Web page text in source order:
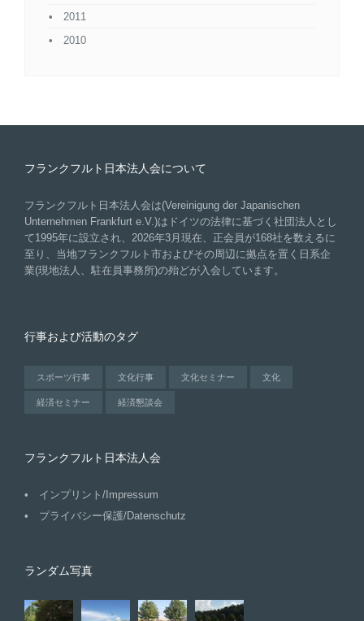
2011
2010
フランクフルト日本法人会について
フランクフルト日本法人会は(Vereinigung der Japanischen
Unternehmen Frankfurt e.V.)はドイツの法律に基づく社団法人とし
て1995年に設立され、2026年3月現在、正会員が168社を数えるに
至り、当地フランクフルト市およびその周辺に拠点を置く日系企
業(現地法人、駐在員事務所)の殆どが入会しています。
行事および活動のタグ
スポーツ行事 文化行事 文化セミナー 文化
経済セミナー 経済懇談会
フランクフルト日本法人会
インプリント/Impressum
プライバシー保護/Datenschutz
ランダム写真